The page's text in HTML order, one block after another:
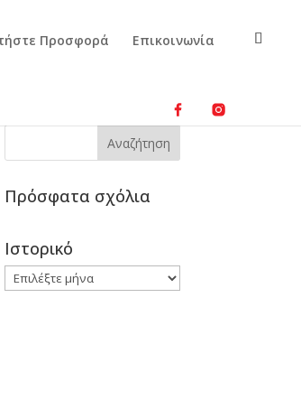
Προσφορά Επικοινωνία
Πρόσφατα σχόλια
Ιστορικό
Ιστορικό